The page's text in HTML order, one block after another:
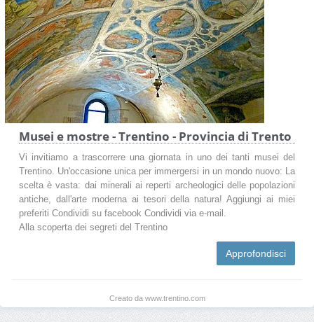
Musei e mostre - Trentino - Provincia di Trento
Vi invitiamo a trascorrere una giornata in uno dei tanti musei del
Trentino. Un'occasione unica per immergersi in un mondo nuovo: La
scelta è vasta: dai minerali ai reperti archeologici delle popolazioni
antiche, dall'arte moderna ai tesori della natura! Aggiungi ai miei
preferiti Condividi su facebook Condividi via e-mail.
Alla scoperta dei segreti del Trentino
Approfondisci
Creato da www.trentino.com